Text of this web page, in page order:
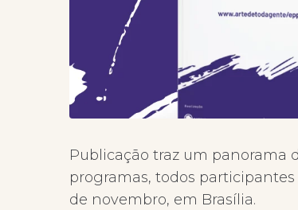
Publicação traz um panorama
programas, todos
de novembro, em Brasília.